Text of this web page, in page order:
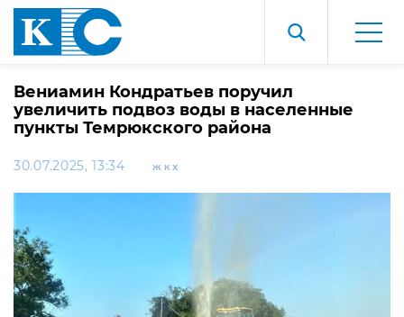
Вениамин Кондратьев поручил
увеличить подвоз воды в населенные
пункты Темрюкского района
30.07.2025, 13:34 ЖКХ